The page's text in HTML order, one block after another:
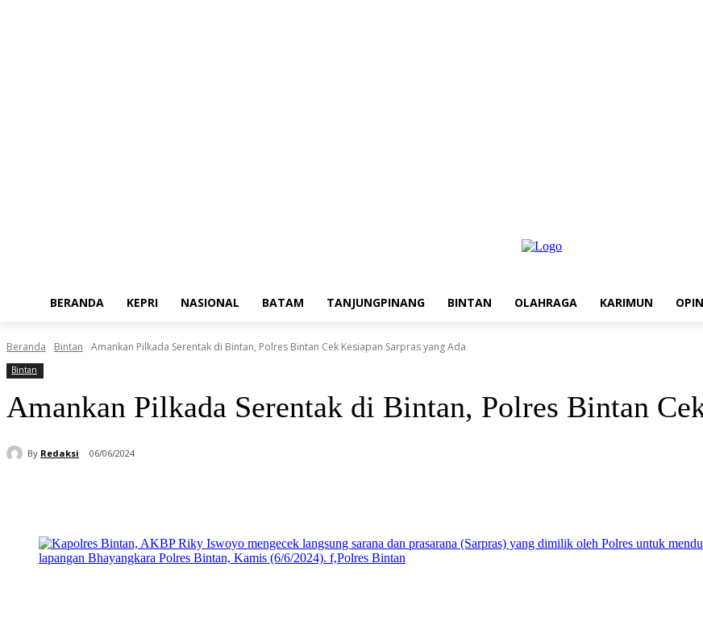
BERANDA KEPRI NASIONAL BATAM TANJUNGPINANG BINTAN OLAHRAGA KARIMUN
Beranda Bintan Amankan Pilkada Serentak di Bintan, Polres Bintan Cek Kesiapan Sarpras yang Ada
Bintan
Amankan Pilkada Serentak di Bintan, Polres Bintan
By Redaksi 06/06/2024